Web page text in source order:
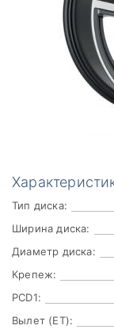
Тип диска:
Ширина диска:
Диаметр диска:
Крепеж:
PCD1:
Вылет (ET):